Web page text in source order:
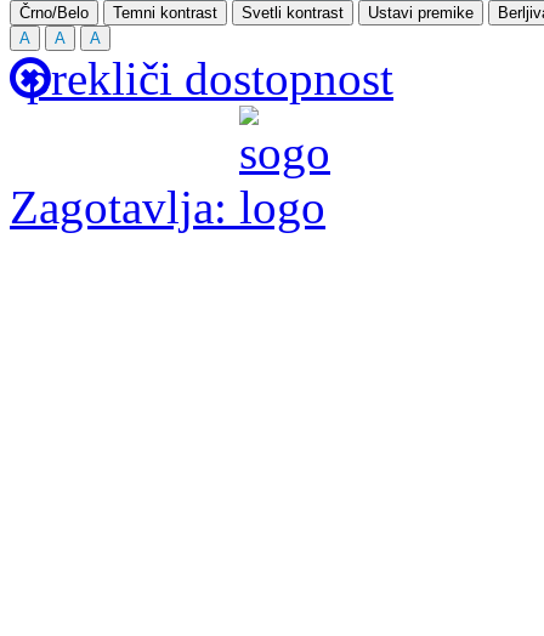
Črno/Belo Temni kontrast Svetli kontrast Ustavi premike
A
A A
prekliči dostopnost
Zagotavlja: